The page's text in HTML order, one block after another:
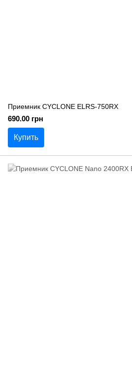
Приемник CYCLONE ELRS-750RX
690.00 грн
Купить